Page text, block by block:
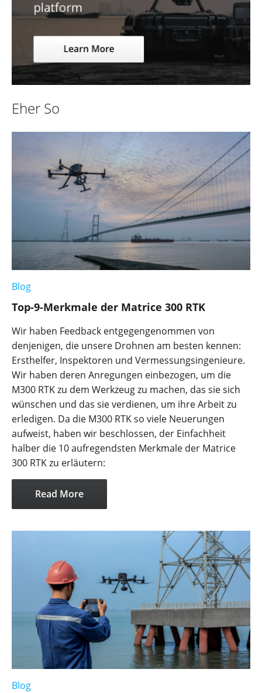
Eher So
Blog
Top-9-Merkmale der Matrice 300 RTK
Wir haben Feedback entgegengenommen von
denjenigen, die unsere Drohnen am besten kennen:
Ersthelfer, Inspektoren und Vermessungsingenieure.
Wir haben deren Anregungen einbezogen, um die
M300 RTK zu dem Werkzeug zu machen, das sie sich
wünschen und das sie verdienen, um ihre Arbeit zu
erledigen. Da die M300 RTK so viele Neuerungen
aufweist, haben wir beschlossen, der Einfachheit
halber die 10 aufregendsten Merkmale der Matrice
300 RTK zu erläutern:
Read More
Blog